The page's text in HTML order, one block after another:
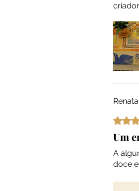
Rated
Um
A
doce